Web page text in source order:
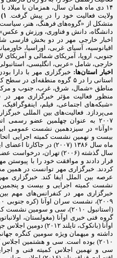
۱۴ دی ماه همان سال، همزمان با
ولایت فعالیت خود را در پیش گرفت.
۱) اداره کل اخبار داخلی:
متشکل از «گروه‌های فرهنگ، هنر،
دانشگاه، دانش و فناوری، ورزش و
اخبار خارجی مهر در دو بخش فارسی
اقیانوسیه، آسیای غربی، اوراسیا،
جنوبی، اروپا، آمریکای شمالی و
خارجی، شامل «عربی، انگلیسی،
اخبار استان‌ها: خبرگزاری مهر با دارا
استانی را در ۵ گروه
مناطق «شمال، شرق، غرب، جنوب و
منظور فعالیت مؤثر خبرگزاری مهر
«شبکه‌های اجتماعی، فیلم،
۲۰۰۷ به عنوان چهلمین عضو رسمی
«اوآنا» در سیزدهمین نشست عمومی این
بیست و نهمین نشست کمیته اجرایی
ماه سال ۱۳۸۶ (۲۰۰۷) در
سال گذشته (۲۰۰۶) تهران،
قرار دادند و موافقت خود را با پیوستن
کردند. خبرگزاری مهر توانست در همین
نشست کمیته اجرایی و بیست و پنجمین
خبرگزاری مهر در کنفرانس‌های مهم
(استانبول ۲۰۱۰)، سی و
داشته و میهمان ویژه سومین کنگره